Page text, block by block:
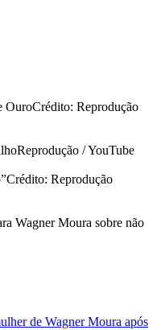
OuroCrédito: Reprodução
Reprodução / YouTube
Crédito: Reprodução
Wagner Moura sobre não